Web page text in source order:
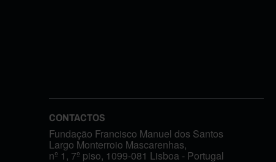
CONTACTOS
Fundação Francisco Manuel dos Santos
Largo Monterroio Mascarenhas,
nº 1, 7º piso, 1099-081 Lisboa - Portugal